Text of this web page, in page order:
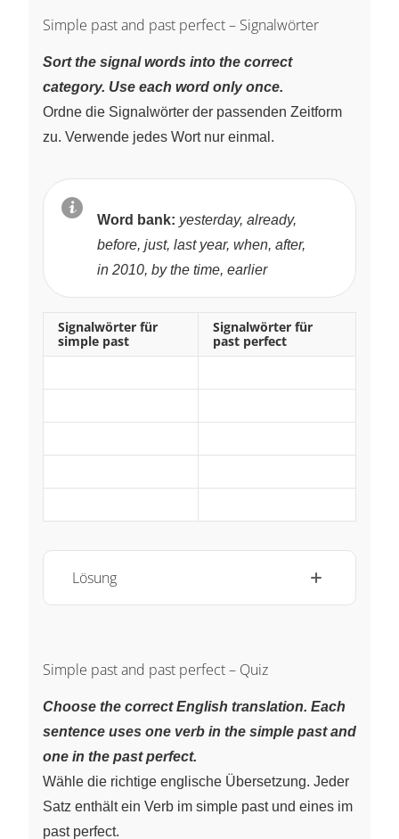
Simple past and past perfect – Signalwörter
Sort the signal words into the correct
category. Use each word only once.
Ordne die Signalwörter der passenden Zeitform
zu. Verwende jedes Wort nur einmal.
Word bank: yesterday, already,
before, just, last year, when, after,
in 2010, by the time, earlier
Signalwörter für
simple past
Signalwörter für
past perfect
Lösung
Simple past and past perfect – Quiz
Choose the correct English translation. Each
sentence uses one verb in the simple past and
one in the past perfect.
Wähle die richtige englische Übersetzung. Jeder
Satz enthält ein Verb im simple past und eines im
past perfect.